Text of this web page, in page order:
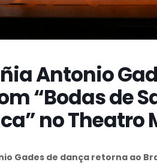
Antonio
“Bodas de
no Theatro
Gades de dança retorna ao